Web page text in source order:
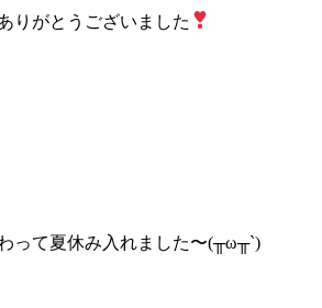
りがとうございました
って夏休み入れました〜(╥ω╥`)